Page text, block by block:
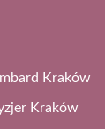
Kraków
Kraków